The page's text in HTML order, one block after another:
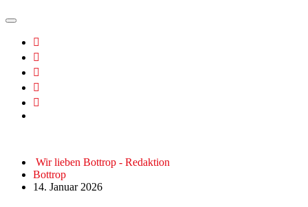
Wir lieben Bottrop - Redaktion
Bottrop
14. Januar 2026